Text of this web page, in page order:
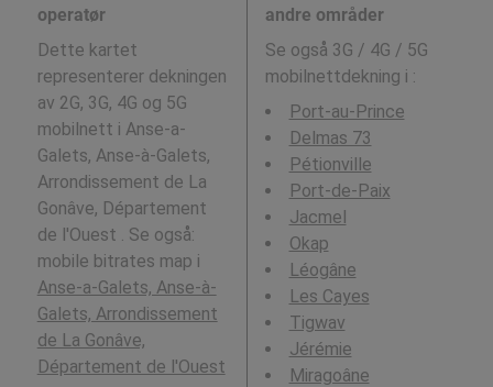
operatør
Dette kartet
representerer dekningen
av 2G, 3G, 4G og 5G
mobilnett i Anse-a-
Galets, Anse-à-Galets,
Arrondissement de La
Gonâve, Département
de l'Ouest . Se også:
mobile bitrates map i
Anse-a-Galets, Anse-à-
Galets, Arrondissement
de La Gonâve,
Département de l'Ouest
andre områder
Se også 3G / 4G / 5G
mobilnettdekning i :
Port-au-Prince
Delmas 73
Pétionville
Port-de-Paix
Jacmel
Okap
Léogâne
Les Cayes
Tigwav
Jérémie
Miragoâne